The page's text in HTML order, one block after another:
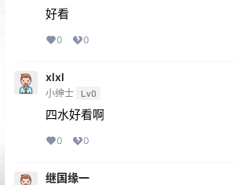
好看
0 0
xlxl
小绅士 Lv0
四水好看啊
0 0
继国缘一